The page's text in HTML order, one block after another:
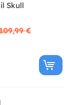
Skull
€